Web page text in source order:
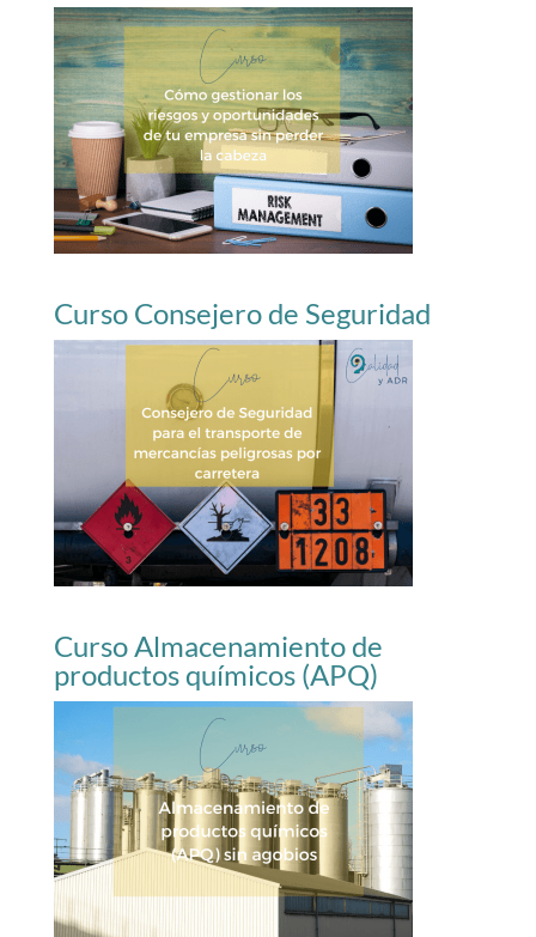
Curso Consejero de Seguridad
Curso Almacenamiento de
productos químicos (APQ)